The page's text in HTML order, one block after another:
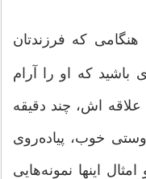
هنگامی که فرزندتان
باشید که او را آرام
اش، چند دقیقه
خوب، پیاده‌روی
اینها نمونه‌هایی